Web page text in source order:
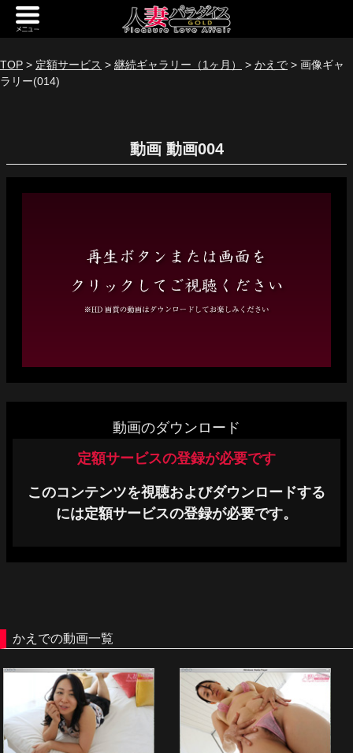
新規会員登録 ログイン
[定額] メインギャラリー
[定額] 人妻楽園ギャラリー
[定額] 継続1カ月ギャラリー
[定額] 継続3カ月ギャラリー
[定額] 継続6カ月ギャラリー
TOP > 定額サービス > 継続ギャラリー（1ヶ月） > かえで > 画像ギャ
ラリー(014)
動画
動画のダウンロード
定額サービスの登録が必要です
このコンテンツを視聴およびダウンロードする
には定額サービスの登録が必要です。
かえでの動画一覧